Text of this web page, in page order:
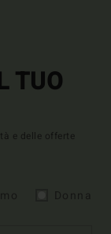
TUO
e delle offerte